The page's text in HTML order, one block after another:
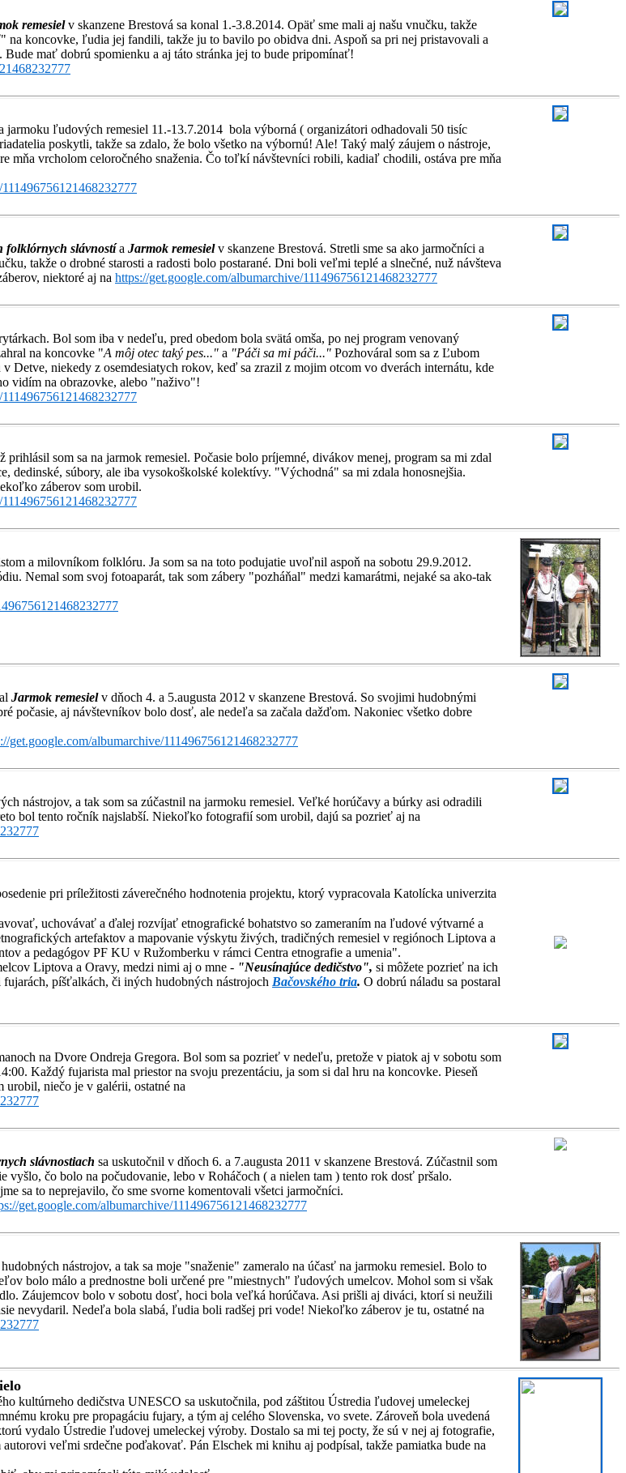
remesielv skanzene Brestová sa konal 1.-3.8.2014. Opäť sme mali aj našu vnučku, takže
na koncovke, ľudia jej fandili, takže ju to bavilo po obidva dni. Aspoň sa pri nej pristavovali a
mať dobrú spomienku a aj táto stránka jej to bude pripomínať!
ľudových remesiel 11.-13.7.2014 bola výborná ( organizátori odhadovali 50 tisíc
poskytli, takže sa zdalo, že bolo všetko na výbornú! Ale! Taký malý záujem o nástroje,
mňa vrcholom celoročného snaženia. Čo toľkí návštevníci robili, kadiaľ chodili, ostáva pre mňa
folklórnych slávnostía Jarmok remesielv skanzene Brestová. Stretli sme sa ako jarmočníci a
takže o drobné starosti a radosti bolo postarané. Dni boli veľmi teplé a slnečné, nuž návšteva
niektoré aj na https://get.google.com/albumarchive/111496756121468232777
Bol som iba v nedeľu, pred obedom bola svätá omša, po nej program venovaný
na koncovke "A môj otec taký pes..." a "Páči sa mi páči..." Pozhováral som sa z Ľubom
Detve, niekedy z osemdesiatych rokov, keď sa zrazil z mojim otcom vo dverách internátu, kde
vidím na obrazovke, alebo "naživo"!
som sa na jarmok remesiel. Počasie bolo príjemné, divákov menej, program sa mi zdal
dedinské, súbory, ale iba vysokoškolské kolektívy. "Východná" sa mi zdala honosnejšia.
záberov som urobil.
a milovníkom folklóru. Ja som sa na toto podujatie uvoľnil aspoň na sobotu 29.9.2012.
Nemal som svoj fotoaparát, tak som zábery "pozháňal" medzi kamarátmi, nejaké sa ako-tak
Jarmok remesielv dňoch 4. a 5.augusta 2012 v skanzene Brestová. So svojimi hudobnými
počasie, aj návštevníkov bolo dosť, ale nedeľa sa začala dažďom. Nakoniec všetko dobre
get.google.com/albumarchive/111496756121468232777
nástrojov, a tak som sa zúčastnil na jarmoku remesiel. Veľké horúčavy a búrky asi odradili
bol tento ročník najslabší. Niekoľko fotografií som urobil, dajú sa pozrieť aj na
pri príležitosti záverečného hodnotenia projektu, ktorý vypracovala Katolícka univerzita
uchovávať a ďalej rozvíjať etnografické bohatstvo so zameraním na ľudové výtvarné a
artefaktov a mapovanie výskytu živých, tradičných remesiel v regiónoch Liptova a
a pedagógov PF KU v Ružomberku v rámci Centra etnografie a umenia".
Liptova a Oravy, medzi nimi aj o mne - "Neusínajúce dedičstvo", si môžete pozrieť na ich
fujarách, píšťalkách, či iných hudobných nástrojoch Bačovského tria. O dobrú náladu sa postaral
na Dvore Ondreja Gregora. Bol som sa pozrieť v nedeľu, pretože v piatok aj v sobotu som
Každý fujarista mal priestor na svoju prezentáciu, ja som si dal hru na koncovke. Pieseň
urobil, niečo je v galérii, ostatné na
slávnostiach sa uskutočnil v dňoch 6. a 7.augusta 2011 v skanzene Brestová. Zúčastnil som
vyšlo, čo bolo na počudovanie, lebo v Roháčoch ( a nielen tam ) tento rok dosť pršalo.
sa to neprejavilo, čo sme svorne komentovali všetci jarmočníci.
get.google.com/albumarchive/111496756121468232777
nástrojov, a tak sa moje "snaženie" zameralo na účasť na jarmoku remesiel. Bolo to
bolo málo a prednostne boli určené pre "miestnych" ľudových umelcov. Mohol som si však
Záujemcov bolo v sobotu dosť, hoci bola veľká horúčava. Asi prišli aj diváci, ktorí si neužili
nevydaril. Nedeľa bola slabá, ľudia boli radšej pri vode! Niekoľko záberov je tu, ostatné na
kultúrneho dedičstva UNESCO sa uskutočnila, pod záštitou Ústredia ľudovej umeleckej
kroku pre propagáciu fujary, a tým aj celého Slovenska, vo svete. Zároveň bola uvedená
vydalo Ústredie ľudovej umeleckej výroby. Dostalo sa mi tej pocty, že sú v nej aj fotografie,
veľmi srdečne poďakovať. Pán Elschek mi knihu aj podpísal, takže pamiatka bude na